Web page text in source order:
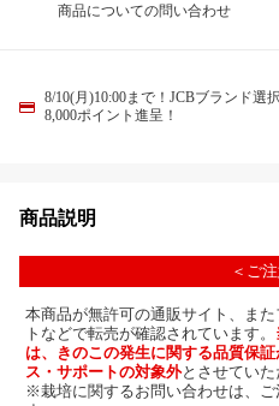
商品についての問い合わせ
8/10(月)10:00まで！JCBブランド選
8,000ポイント進呈！
商品説明
＜ご
本商品が無許可の通販サイト、ま
トなどで転売が確認されています。
は、きのこの発生に関する品質保
ス・サポートの対象外とさせていた
※栽培に関するお問い合わせは、